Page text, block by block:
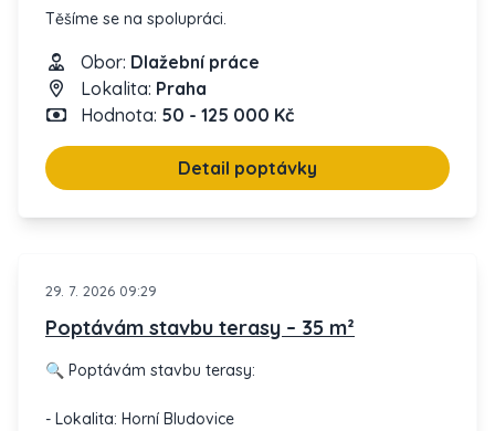
Těšíme se na spolupráci.
Obor: Dlažební práce
Lokalita: Praha
Hodnota: 50 - 125 000 Kč
Detail poptávky
29. 7. 2026 09:29
Poptávám stavbu terasy – 35 m²
🔍 Poptávám stavbu terasy:
- Lokalita: Horní Bludovice